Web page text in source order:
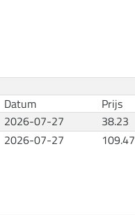
Datum Prijs
2026-07-27 38.23
2026-07-27 109.47